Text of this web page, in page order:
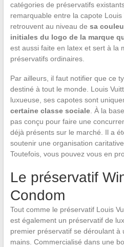
catégories de préservatifs
remarquable entre la capote
retrouvent au niveau de sa
initiales du logo de la marque
est aussi faite en latex et sert à la
préservatifs ordinaires.
Par ailleurs, il faut notifier que ce
destiné à tout le monde. Louis
luxueuse, ses capotes sont
certaine classe sociale. À la
pas conçu pour faire une
déjà présents sur le marché. Il a
soutenir une organisation
Toutefois, vous pouvez vous en
Le préservatif
Condom
Tout comme le préservatif Louis
est également un préservatif de
premier préservatif se déroulant à
mains. Commercialisé dans une